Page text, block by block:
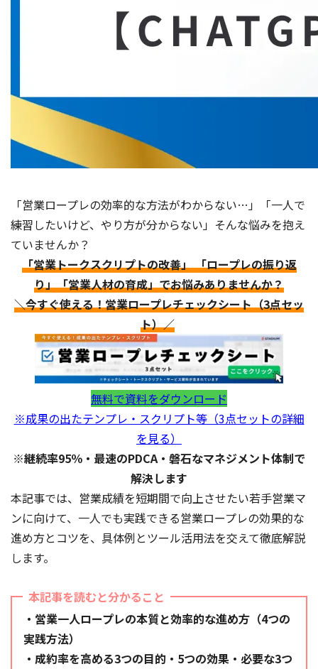
「営業ロープレの効率的な方法がわからない…」「一人で
練習したいけど、やり方が分からない」そんな悩みを抱え
ていませんか？
「営業トークスクリプトの改善」 「ロープレの振り返
り」「営業人材の育成」でお悩みありませんか？
＼今すぐ使える！営業ロープレチェックシート（3点セッ
ト）／
無料で資料をダウンロード
※成果の出たテンプレ・スクリプト等（3点セットの詳細
を見る）
※継続率95％・最速のPDCA・磐石なマネジメント体制で
解決します
本記事では、営業成績を短期間で向上させたい若手営業マ
ンに向けて、一人でも実践できる営業ロープレの効果的な
進め方とコツを、具体例とツール活用法を交えて徹底解説
します。
本記事を読むと分かること
・営業一人ロープレの本質と効率的な進め方（4つの
実践方法）
・成約率を高める3つの目的・5つの効果・必要な3つ